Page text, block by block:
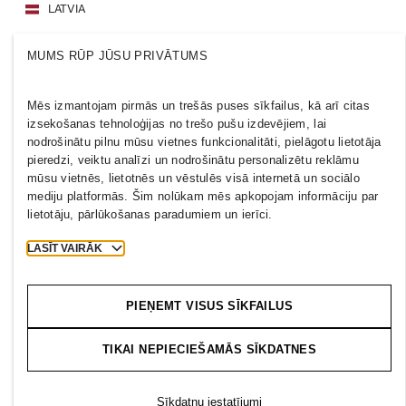
LATVIA
2026 H & M Hennes and Mauritz AB.
Thejourneystarts
MUMS RŪP JŪSU PRIVĀTUMS
Mēs izmantojam pirmās un trešās puses sīkfailus, kā arī citas
izsekošanas tehnoloģijas no trešo pušu izdevējiem, lai
nodrošinātu pilnu mūsu vietnes funkcionalitāti, pielāgotu lietotāja
pieredzi, veiktu analīzi un nodrošinātu personalizētu reklāmu
mūsu vietnēs, lietotnēs un vēstulēs visā internetā un sociālo
mediju platformās. Šim nolūkam mēs apkopojam informāciju par
lietotāju, pārlūkošanas paradumiem un ierīci.
LASĪT VAIRĀK
PIEŅEMT VISUS SĪKFAILUS
TIKAI NEPIECIEŠAMĀS SĪKDATNES
Sīkdatņu iestatījumi